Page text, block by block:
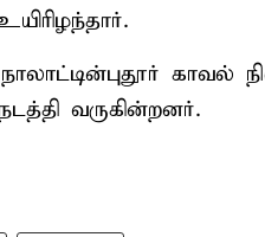
நாலாட்டின்புதூர்
வருகின்றனர்.